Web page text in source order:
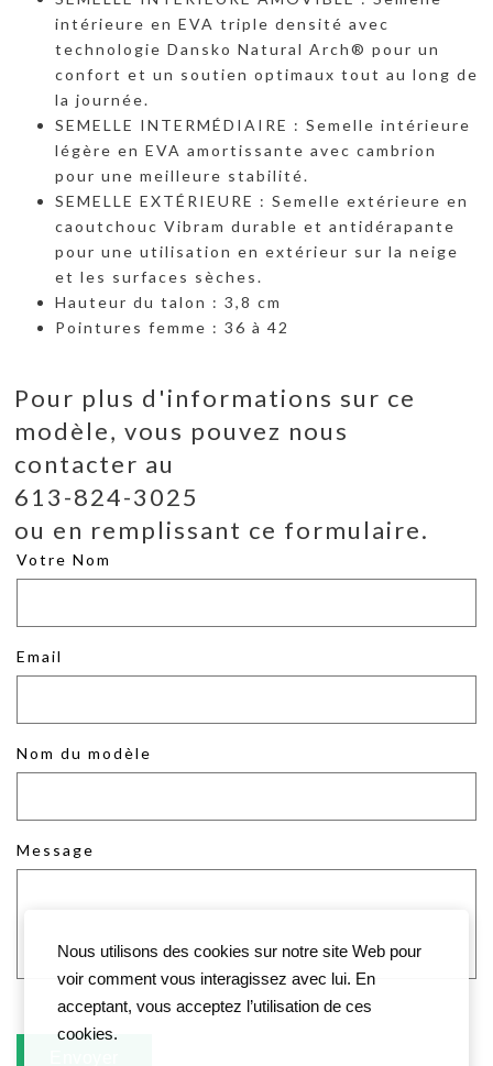
intérieure en EVA triple densité avec
technologie Dansko Natural Arch® pour un
confort et un soutien optimaux tout au long de
la journée.
SEMELLE INTERMÉDIAIRE : Semelle intérieure
légère en EVA amortissante avec cambrion
pour une meilleure stabilité.
SEMELLE EXTÉRIEURE : Semelle extérieure en
caoutchouc Vibram durable et antidérapante
pour une utilisation en extérieur sur la neige
et les surfaces sèches.
Hauteur du talon : 3,8 cm
Pointures femme : 36 à 42
Pour plus d'informations sur ce
modèle, vous pouvez nous
contacter au
613-824-3025
ou en remplissant ce formulaire.
Votre Nom
Email
Nom du modèle
Message
Nous utilisons des cookies sur notre site Web pour
voir comment vous interagissez avec lui. En
acceptant, vous acceptez l’utilisation de ces
cookies.